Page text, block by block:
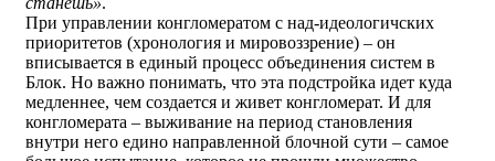
При управлении конгломератом с над-идеологичских
приоритетов (хронология и мировоззрение) – он
вписывается в единый процесс объединения систем в
Блок. Но важно понимать, что эта подстройка идет куда
медленнее, чем создается и живет конгломерат. И для
конгломерата – выживание на период становления
внутри него едино направленной блочной сути – самое